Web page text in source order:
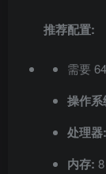
推荐配置:
需要
操作系
处理器:
内存: